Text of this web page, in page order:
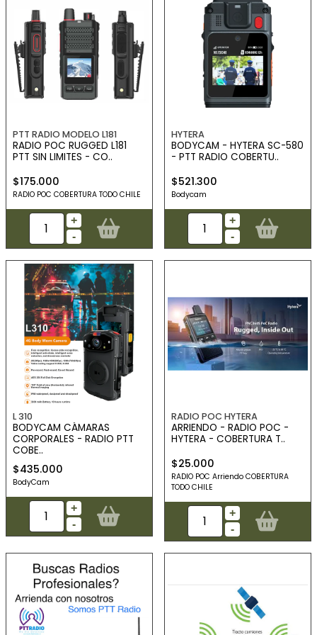
PTT RADIO MODELO L181
RADIO POC RUGGED L181
PTT SIN LIMITES - CO..
$175.000
RADIO POC COBERTURA TODO CHILE
+
-
HYTERA
BODYCAM - HYTERA SC-580
- PTT RADIO COBERTU..
$521.300
Bodycam
+
-
L 310
BODYCAM CÁMARAS
CORPORALES - RADIO PTT
COBE..
$435.000
BodyCam
+
-
RADIO POC HYTERA
ARRIENDO - RADIO POC -
HYTERA - COBERTURA T..
$25.000
RADIO POC Arriendo COBERTURA
TODO CHILE
+
-